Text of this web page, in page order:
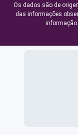
Os dados são de
das informações